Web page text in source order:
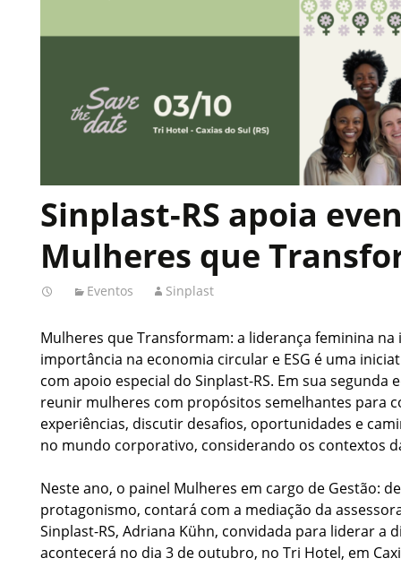
Sinplast-RS apoia
Mulheres que
Eventos Sinplast
Mulheres que Transformam: a liderança feminina na
importância na economia circular e ESG é uma
com apoio especial do Sinplast-RS. Em sua segunda
reunir mulheres com propósitos semelhantes para
experiências, discutir desafios, oportunidades e
no mundo corporativo, considerando os contextos
Neste ano, o painel Mulheres em cargo de Gestão:
protagonismo, contará com a mediação da
Sinplast-RS, Adriana Kühn, convidada para liderar a
acontecerá no dia 3 de outubro, no Tri Hotel, em